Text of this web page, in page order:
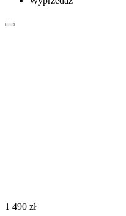
‍1 490‍ zł